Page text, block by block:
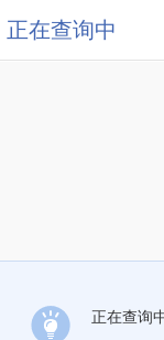
正在查询中
正在查询